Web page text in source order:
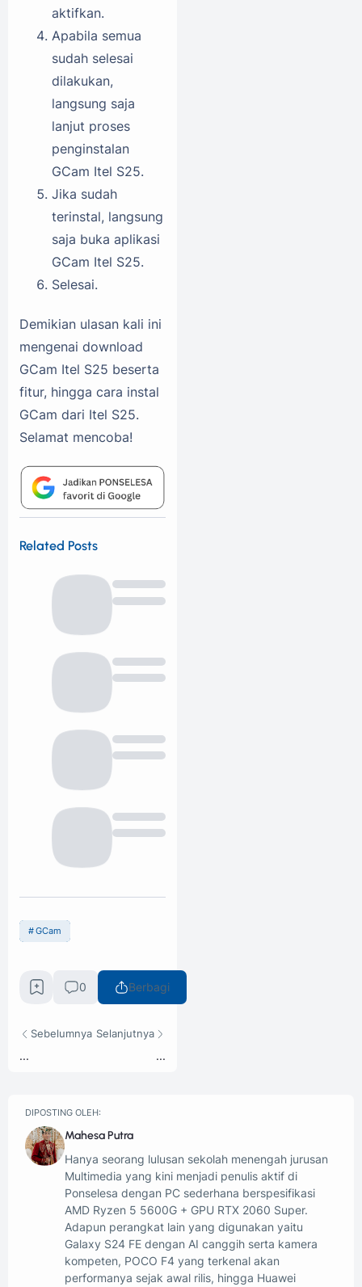
aktifkan.
Apabila semua
sudah selesai
dilakukan,
langsung saja
lanjut proses
penginstalan
GCam Itel S25.
Jika sudah
terinstal, langsung
saja buka aplikasi
GCam Itel S25.
Selesai.
Demikian ulasan kali ini
mengenai download
GCam Itel S25 beserta
fitur, hingga cara instal
GCam dari Itel S25.
Selamat mencoba!
Related Posts
GCam
0 Berbagi
Sebelumnya
...
Selanjutnya
...
DIPOSTING OLEH:
Mahesa Putra
Hanya seorang lulusan sekolah menengah jurusan
Multimedia yang kini menjadi penulis aktif di
Ponselesa dengan PC sederhana berspesifikasi
AMD Ryzen 5 5600G + GPU RTX 2060 Super.
Adapun perangkat lain yang digunakan yaitu
Galaxy S24 FE dengan AI canggih serta kamera
kompeten, POCO F4 yang terkenal akan
performanya sejak awal rilis, hingga Huawei